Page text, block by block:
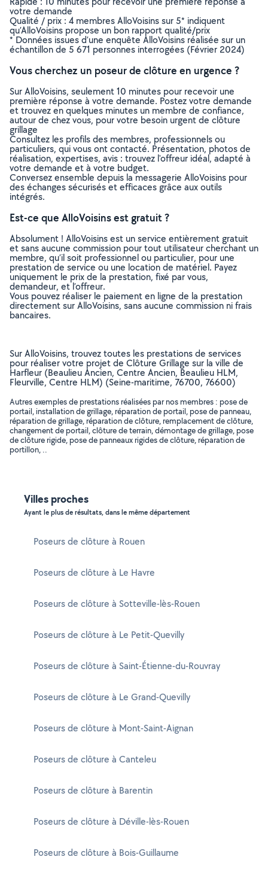
votre demande
Qualité / prix : 4 membres AlloVoisins sur 5* indiquent
qu’AlloVoisins propose un bon rapport qualité/prix
* Données issues d’une enquête AlloVoisins réalisée sur un
échantillon de 5 671 personnes interrogées (Février 2024)
Vous cherchez un poseur de clôture en urgence ?
Sur AlloVoisins, seulement 10 minutes pour recevoir une
première réponse à votre demande. Postez votre demande
et trouvez en quelques minutes un membre de confiance,
autour de chez vous, pour votre besoin urgent de clôture
grillage
Consultez les profils des membres, professionnels ou
particuliers, qui vous ont contacté. Présentation, photos de
réalisation, expertises, avis : trouvez l'offreur idéal, adapté à
votre demande et à votre budget.
Conversez ensemble depuis la messagerie AlloVoisins pour
des échanges sécurisés et efficaces grâce aux outils
intégrés.
Est-ce que AlloVoisins est gratuit ?
Absolument ! AlloVoisins est un service entièrement gratuit
et sans aucune commission pour tout utilisateur cherchant un
membre, qu’il soit professionnel ou particulier, pour une
prestation de service ou une location de matériel. Payez
uniquement le prix de la prestation, fixé par vous,
demandeur, et l’offreur.
Vous pouvez réaliser le paiement en ligne de la prestation
directement sur AlloVoisins, sans aucune commission ni frais
bancaires.
Sur AlloVoisins, trouvez toutes les prestations de services
pour réaliser votre projet de Clôture Grillage sur la ville de
Harfleur (Beaulieu Ancien, Centre Ancien, Beaulieu HLM,
Fleurville, Centre HLM) (Seine-maritime, 76700, 76600)
Autres exemples de prestations réalisées par nos membres : pose de
portail, installation de grillage, réparation de portail, pose de panneau,
réparation de grillage, réparation de clôture, remplacement de clôture,
changement de portail, clôture de terrain, démontage de grillage, pose
de clôture rigide, pose de panneaux rigides de clôture, réparation de
portillon, ..
Villes proches
Ayant le plus de résultats, dans le même département
Poseurs de clôture à Rouen
Poseurs de clôture à Le Havre
Poseurs de clôture à Sotteville-lès-Rouen
Poseurs de clôture à Le Petit-Quevilly
Poseurs de clôture à Saint-Étienne-du-Rouvray
Poseurs de clôture à Le Grand-Quevilly
Poseurs de clôture à Mont-Saint-Aignan
Poseurs de clôture à Canteleu
Poseurs de clôture à Barentin
Poseurs de clôture à Déville-lès-Rouen
Poseurs de clôture à Bois-Guillaume